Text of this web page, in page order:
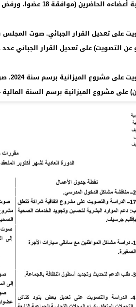
عضوا، ورفض عضوان)على توزيع الدعم والمنح لفائدة الجمعيات.
على تعديل القرار الجبائي عدد 01 بتاريخ 11 فبراير 2021.
مشروع الميزانية برسم السنة المالية 2024.